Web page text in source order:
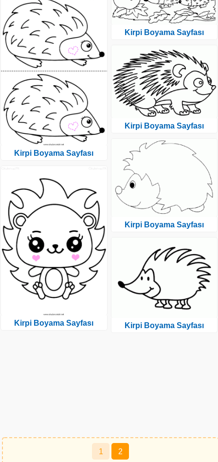
Kirpi Boyama Sayfası
Kirpi Boyama Sayfası
Kirpi Boyama Sayfası
Kirpi Boyama Sayfası
Kirpi Boyama Sayfası
Kirpi Boyama Sayfası
Yazı
1 2